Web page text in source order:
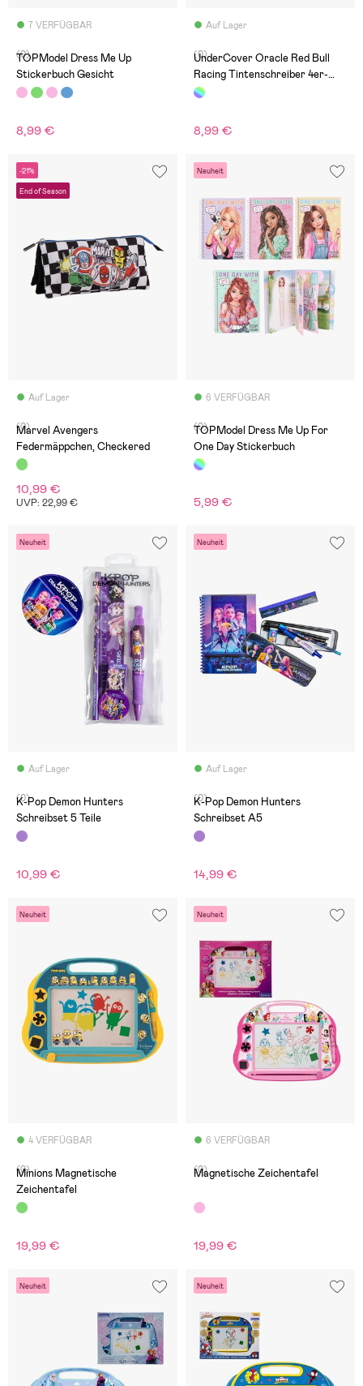
7 VERFÜGBAR
(0)
TOPModel Dress Me Up
Stickerbuch Gesicht
8,99 €
Auf Lager
(0)
UnderCover Oracle Red Bull
Racing Tintenschreiber 4er-
Pack
8,99 €
-21%
End of Season
Auf Lager
(0)
Marvel Avengers
Federmäppchen, Checkered
10,99 €
UVP: 22,99 €
Neuheit
6 VERFÜGBAR
(0)
TOPModel Dress Me Up For
One Day Stickerbuch
5,99 €
Neuheit
Auf Lager
(0)
K-Pop Demon Hunters
Schreibset 5 Teile
10,99 €
Neuheit
Auf Lager
(0)
K-Pop Demon Hunters
Schreibset A5
14,99 €
Neuheit
4 VERFÜGBAR
(0)
Minions Magnetische
Zeichentafel
19,99 €
Neuheit
6 VERFÜGBAR
(0)
Magnetische Zeichentafel
19,99 €
Neuheit Neuheit